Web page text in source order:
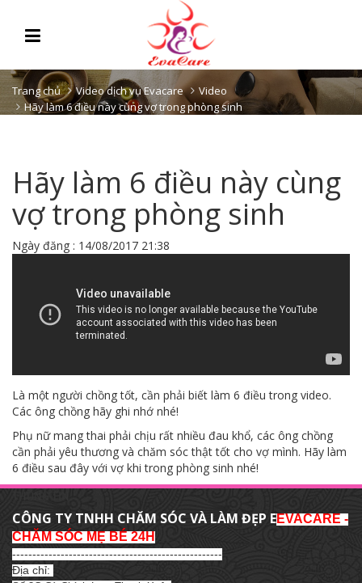
Trang chủ Video dịch vụ Evacare
Video
Hãy làm 6 điều này cùng vợ trong phòng sinh
Hãy làm 6 điều này cùng
vợ trong phòng sinh
Ngày đăng : 14/08/2017 21:38
Là một người chồng tốt, cần phải biết làm 6 điều trong video.
Các ông chồng hãy ghi nhớ nhé!
Phụ nữ mang thai phải chịu rất nhiều đau khổ, các ông chồng
cần phải yêu thương và chăm sóc thật tốt cho vợ mình. Hãy làm
6 điều sau đây với vợ khi trong phòng sinh nhé!
CÔNG TY TNHH CHĂM SÓC VÀ LÀM ĐẸP EEVACARE -
CHĂM SÓC MẸ BÉ 24H
----------------------------------------------------
Địa chỉ: